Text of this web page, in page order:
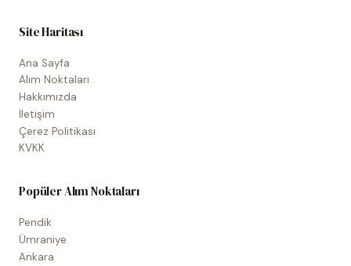
Site Haritası
Ana Sayfa
Alım Noktaları
Hakkımızda
İletişim
Çerez Politikası
KVKK
Popüler Alım Noktaları
Pendik
Ümraniye
Ankara